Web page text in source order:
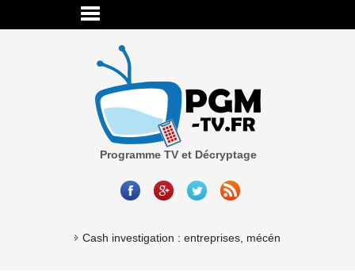
Programme TV et Décryptage
Cash investigation : entreprises, mécénat,